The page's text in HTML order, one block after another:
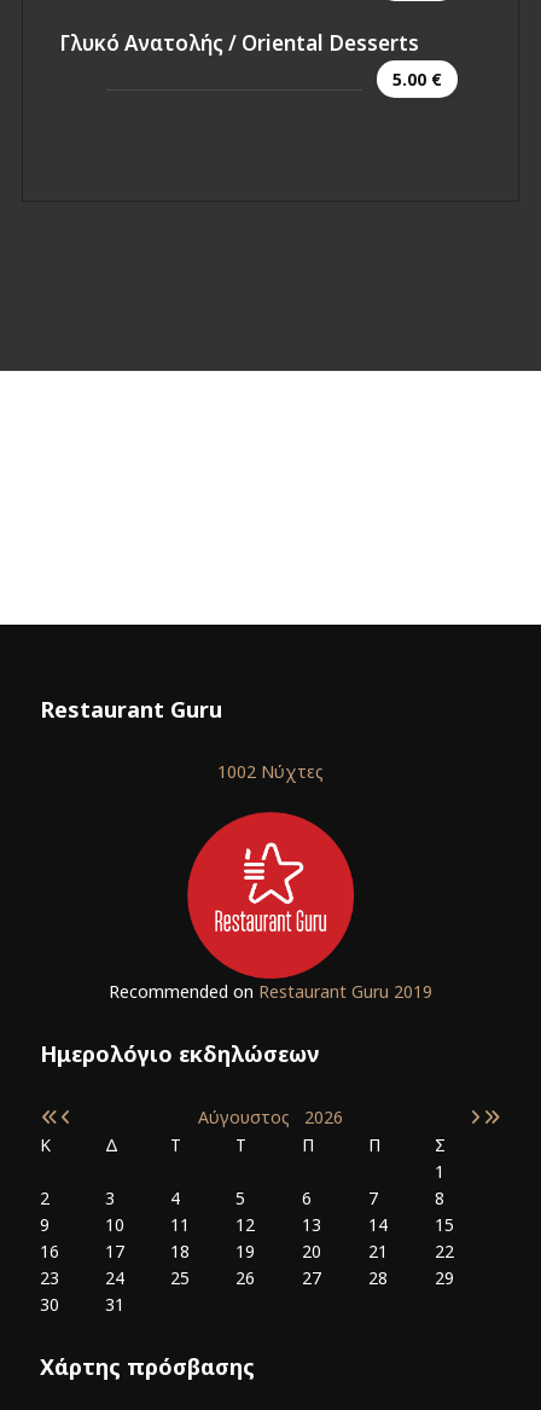
Γλυκό Ανατολής / Oriental Desserts
5.00 €
Restaurant Guru
1002 Νύχτες
Recommended on Restaurant Guru 2019
Ημερολόγιο εκδηλώσεων
Αύγουστος 2026
Κ
Δ Τ Τ Π Π
Σ
1
2
3 4 5 6 7
8
9
10 11 12 13 14
15
16
17 18 19 20 21
22
23
24 25 26 27 28
29
30
31
Χάρτης πρόσβασης